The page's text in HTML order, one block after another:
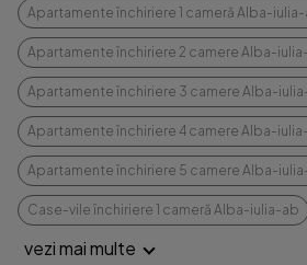
Apartamente închiriere 1 cameră Alba-
Apartamente închiriere 2 camere Alba-
Apartamente închiriere 3 camere Alba-
Apartamente închiriere 4 camere Alba-
Apartamente închiriere 5 camere Alba-
Case-vile închiriere 1 cameră Alba-iulia-ab
vezi mai multe